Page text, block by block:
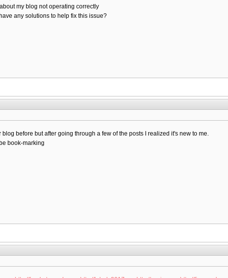
my blog not operating correctly
any solutions to help fix this issue?
before but after going through a few of the posts I realized it's new to me.
book-marking